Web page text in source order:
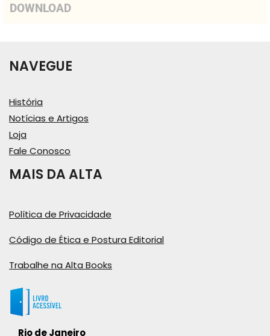
DOWNLOAD
NAVEGUE
História
Notícias e Artigos
Loja
Fale Conosco
MAIS DA ALTA
Política de Privacidade
Código de Ética e Postura Editorial
Trabalhe na Alta Books
Rio de Janeiro